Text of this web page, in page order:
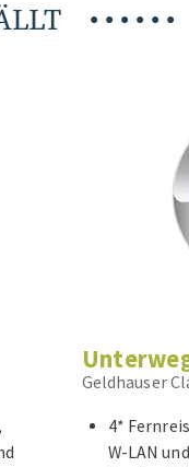
• • • • • •
Geldhauser
4*
W-LAN